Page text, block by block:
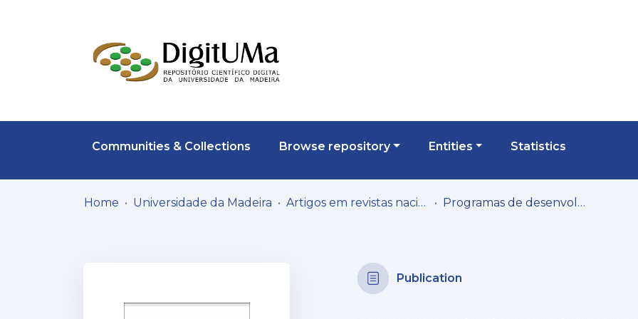
Communities & Collections Browse repository Entities Statistics
Home Universidade da Madeira Artigos em revistas nacionais Programas de desenvolvimento da criatividade para alunos com altas habilidades: proposta de avaliação dos produtos criativos
Publication